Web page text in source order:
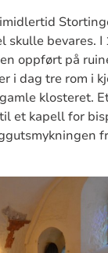
skulle bevares.
oppført på
i dag tre rom i
klosteret.
et kapell for